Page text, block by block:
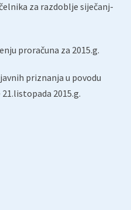
za razdoblje siječanj-
proračuna za 2015.g.
priznanja u povodu
2015.g.